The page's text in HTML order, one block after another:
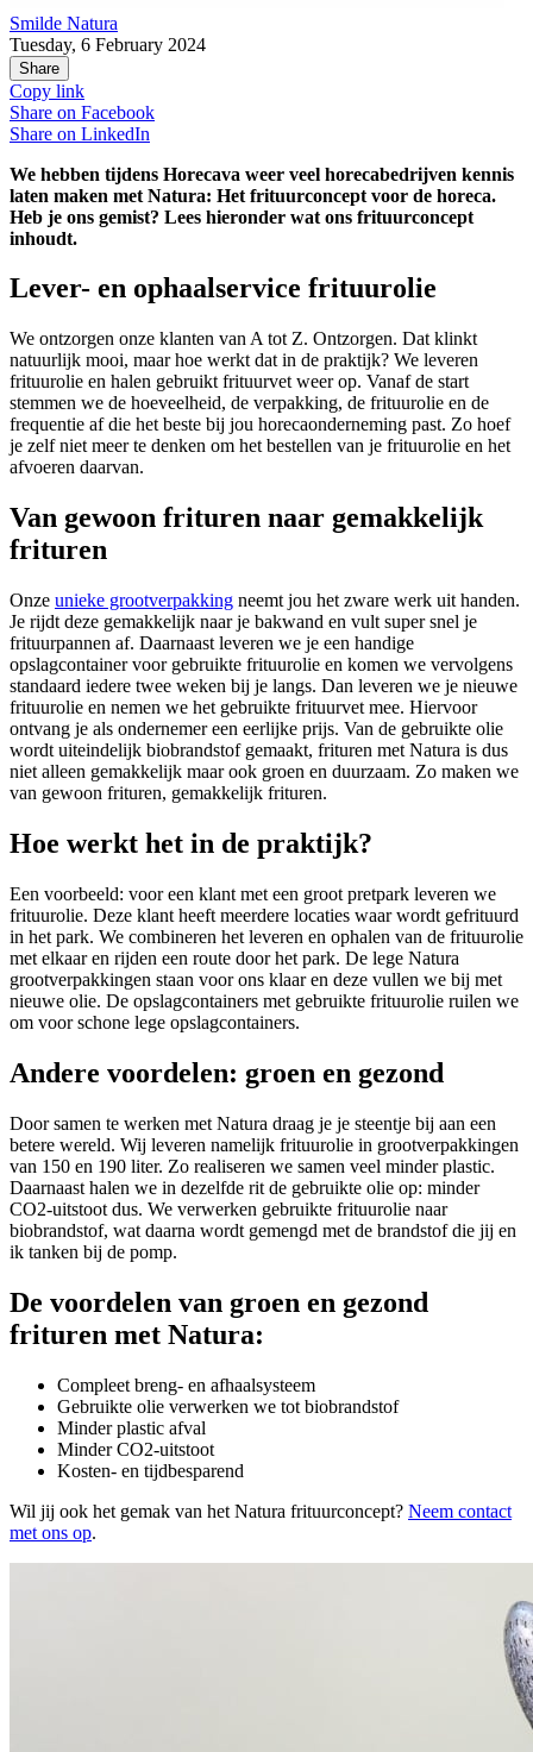
Smilde Natura
Tuesday, 6 February 2024
Share
Copy link
Share on Facebook
Share on LinkedIn
We hebben tijdens Horecava weer veel horecabedrijven kennis
laten maken met Natura: Het frituurconcept voor de horeca.
Heb je ons gemist? Lees hieronder wat ons frituurconcept
inhoudt.
Lever- en ophaalservice frituurolie
We ontzorgen onze klanten van A tot Z. Ontzorgen. Dat klinkt
natuurlijk mooi, maar hoe werkt dat in de praktijk? We leveren
frituurolie en halen gebruikt frituurvet weer op. Vanaf de start
stemmen we de hoeveelheid, de verpakking, de frituurolie en de
frequentie af die het beste bij jou horecaonderneming past. Zo hoef
je zelf niet meer te denken om het bestellen van je frituurolie en het
afvoeren daarvan.
Van gewoon frituren naar gemakkelijk
frituren
Onze unieke grootverpakking neemt jou het zware werk uit handen.
Je rijdt deze gemakkelijk naar je bakwand en vult super snel je
frituurpannen af. Daarnaast leveren we je een handige
opslagcontainer voor gebruikte frituurolie en komen we vervolgens
standaard iedere twee weken bij je langs. Dan leveren we je nieuwe
frituurolie en nemen we het gebruikte frituurvet mee. Hiervoor
ontvang je als ondernemer een eerlijke prijs. Van de gebruikte olie
wordt uiteindelijk biobrandstof gemaakt, frituren met Natura is dus
niet alleen gemakkelijk maar ook groen en duurzaam. Zo maken we
van gewoon frituren, gemakkelijk frituren.
Hoe werkt het in de praktijk?
Een voorbeeld: voor een klant met een groot pretpark leveren we
frituurolie. Deze klant heeft meerdere locaties waar wordt gefrituurd
in het park. We combineren het leveren en ophalen van de frituurolie
met elkaar en rijden een route door het park. De lege Natura
grootverpakkingen staan voor ons klaar en deze vullen we bij met
nieuwe olie. De opslagcontainers met gebruikte frituurolie ruilen we
om voor schone lege opslagcontainers.
Andere voordelen: groen en gezond
Door samen te werken met Natura draag je je steentje bij aan een
betere wereld. Wij leveren namelijk frituurolie in grootverpakkingen
van 150 en 190 liter. Zo realiseren we samen veel minder plastic.
Daarnaast halen we in dezelfde rit de gebruikte olie op: minder
CO2-uitstoot dus. We verwerken gebruikte frituurolie naar
biobrandstof, wat daarna wordt gemengd met de brandstof die jij en
ik tanken bij de pomp.
De voordelen van groen en gezond
frituren met Natura:
Compleet breng- en afhaalsysteem
Gebruikte olie verwerken we tot biobrandstof
Minder plastic afval
Minder CO2-uitstoot
Kosten- en tijdbesparend
Wil jij ook het gemak van het Natura frituurconcept? Neem contact
met ons op.